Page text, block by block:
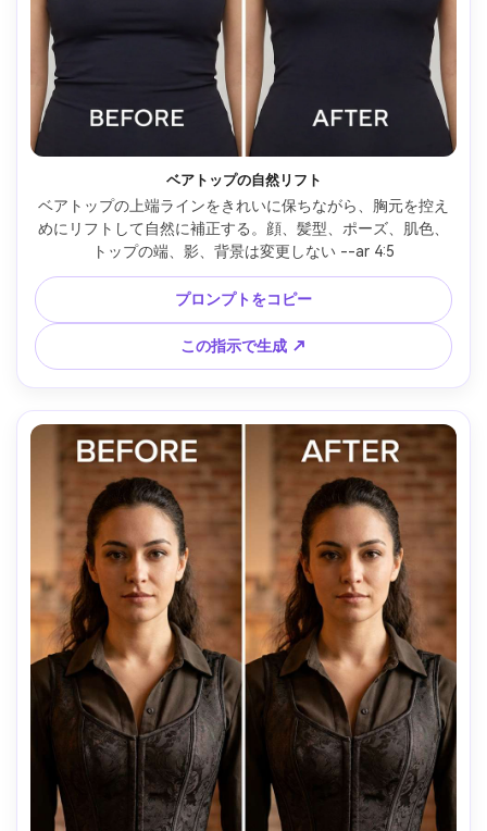
ベアトップの自然リフト
ベアトップの上端ラインをきれいに保ちながら、胸元を控え
めにリフトして自然に補正する。顔、髪型、ポーズ、肌色、
トップの端、影、背景は変更しない --ar 4:5
プロンプトをコピー
この指示で生成 ↗